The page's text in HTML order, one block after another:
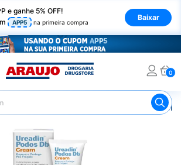
e ganhe 5% OFF!
APP5 na primeira compra
Baixar
0
Dermocosméticos para as